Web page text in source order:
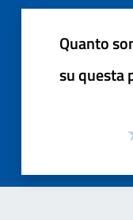
Quanto
su questa